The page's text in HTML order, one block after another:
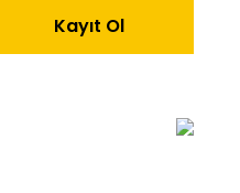
Kayıt Ol